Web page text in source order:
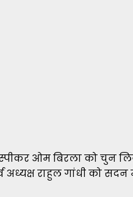
स्पीकर ओम बिरला को चुन
राहुल गांधी को